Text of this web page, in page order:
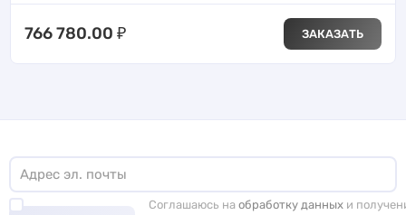
766 780.00 ₽ ЗАКАЗАТЬ
Соглашаюсь на обработку данных и